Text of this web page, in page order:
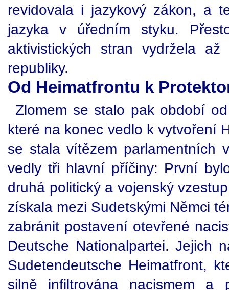
revidovala i jazykový zákon, a
jazyka v úředním styku.
aktivistických stran vydržela
republiky.
Od Heimatfrontu k
Zlomem se stalo pak období
které na konec vedlo k vytvoření
se stala vítězem parlamentních
vedly tři hlavní příčiny: První
druhá politický a vojenský
získala mezi Sudetskými Němci
zabránit postavení otevřené
Deutsche Nationalpartei. Jejich
Sudetendeutsche Heimatfront,
silně infiltrována nacismem